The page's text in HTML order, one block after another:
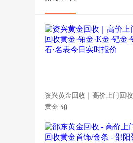
资兴黄金回收｜高价上门回收
黄金·铂